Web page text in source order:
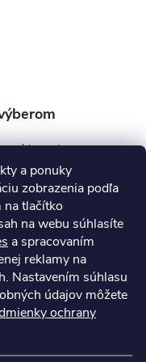
a ponuky
zobrazenia podľa
na tlačítko
na webu súhlasíte
a spracovaním
reklamy na
Nastavením súhlasu
údajov môžete
ochrany
394